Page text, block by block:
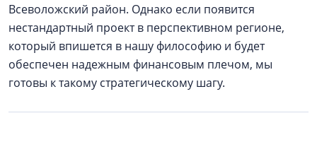
Всеволожский район. Однако если появится
нестандартный проект в перспективном регионе,
который впишется в нашу философию и будет
обеспечен надежным финансовым плечом, мы
готовы к такому стратегическому шагу.